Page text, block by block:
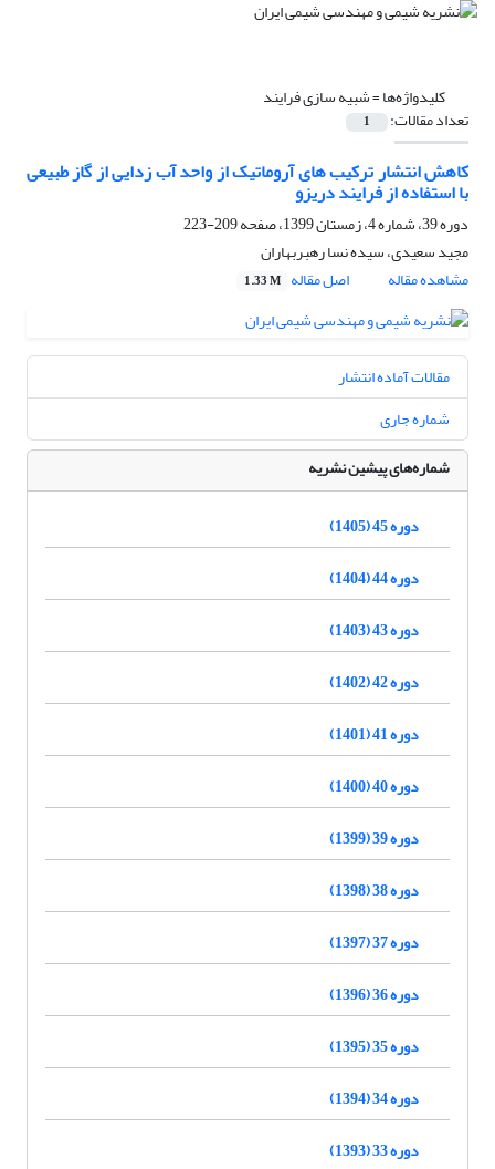
کلیدواژه‌ها =شبیه سازی فرایند
تعداد مقالات: 1
کاهش انتشار ترکیب های آروماتیک از واحد آب زدایی از گاز طبیعی
با استفاده از فرایند دریزو
دوره 39، شماره 4، زمستان 1399، صفحه
209-223
مجید سعیدی، سیده نسا رهبربهاران
مشاهده مقاله
اصل مقاله 1.33 M
مقالات آماده انتشار
شماره جاری
شماره‌های پیشین نشریه
دوره 45 (1405)
دوره 44 (1404)
دوره 43 (1403)
دوره 42 (1402)
دوره 41 (1401)
دوره 40 (1400)
دوره 39 (1399)
دوره 38 (1398)
دوره 37 (1397)
دوره 36 (1396)
دوره 35 (1395)
دوره 34 (1394)
دوره 33 (1393)